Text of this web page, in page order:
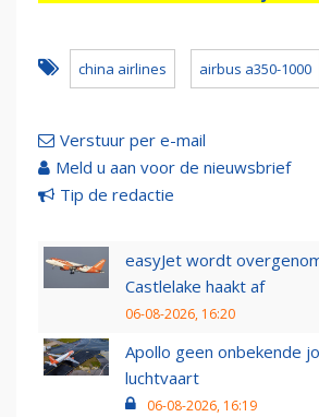
china airlines airbus a350-1000
Verstuur per e-mail
Meld u aan voor de nieuwsbrief
Tip de redactie
easyJet wordt
Castlelake haakt af
06-08-2026, 16:20
Apollo geen onbekende
luchtvaart
06-08-2026, 16:19